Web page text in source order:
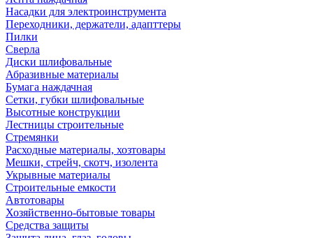
Насадки для электроинструмента
Переходники, держатели, адапттеры
Пилки
Сверла
Диски шлифовальные
Абразивные материалы
Бумага наждачная
Сетки, губки шлифовальные
Высотные конструкции
Лестницы строительные
Стремянки
Расходные материалы, хозтовары
Мешки, стрейч, скотч, изолента
Укрывные материалы
Строительные емкости
Автотовары
Хозяйственно-бытовые товары
Средства защиты